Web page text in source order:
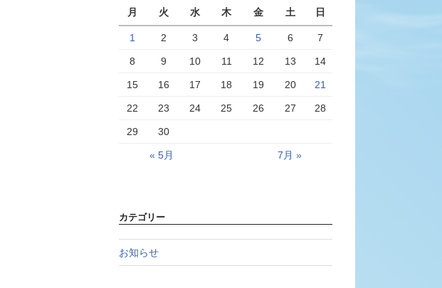
月
火 水 木 金 土 日
1 2 3 4 5 6 7
8 9 10 11 12 13 14
15 16 17 18 19 20 21
22 23 24 25 26 27 28
29 30
« 5月 7月 »
カテゴリー
お知らせ